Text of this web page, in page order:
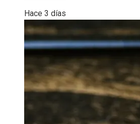
Hace 3 días